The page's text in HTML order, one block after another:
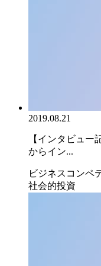
2019.08.21
【インタビュー
からイン...
ビジネスコンペ
社会的投資